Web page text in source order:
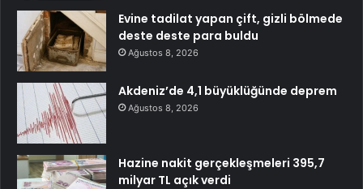
Evine tadilat yapan çift, gizli bölmede
deste deste para buldu
Ağustos 8, 2026
Akdeniz’de 4,1 büyüklüğünde deprem
Ağustos 8, 2026
Hazine nakit gerçekleşmeleri 395,7
milyar TL açık verdi